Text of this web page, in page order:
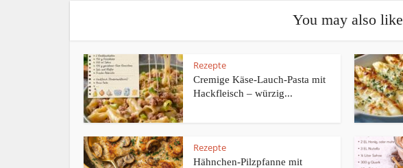
You may also like
Rezepte
Cremige Käse-Lauch-Pasta mit
Hackfleisch – würzig...
Rezepte
Hähnchen-Pilzpfanne mit